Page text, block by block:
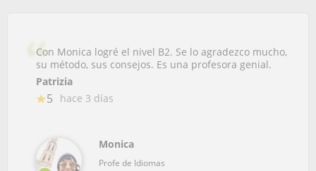
Con Monica logré el nivel B2. Se lo agradezco mucho,
su método, sus consejos. Es una profesora genial.
Patrizia
5 hace 3 días
Monica
Profe de Idiomas